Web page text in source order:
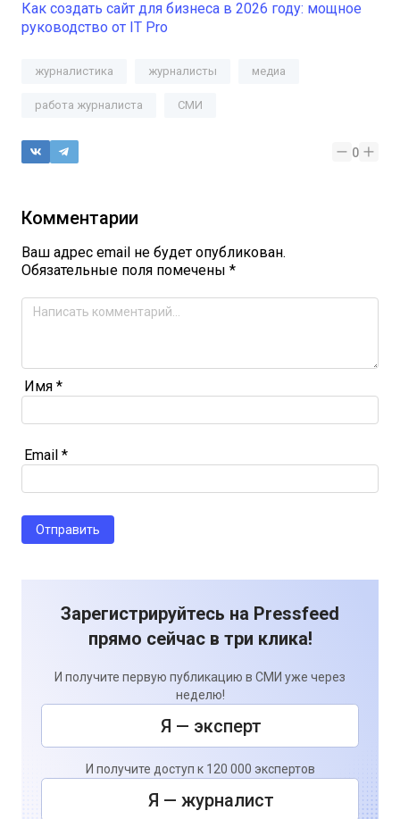
Как создать сайт для бизнеса в 2026 году: мощное
руководство от IT Pro
журналистика журналисты медиа
работа журналиста СМИ
0
Комментарии
Ваш адрес email не будет опубликован.
Обязательные поля помечены *
Имя *
Email *
Зарегистрируйтесь на Pressfeed
прямо сейчас в три клика!
И получите первую публикацию в СМИ уже через
неделю!
Я — эксперт
И получите доступ к 120 000 экспертов
Я — журналист